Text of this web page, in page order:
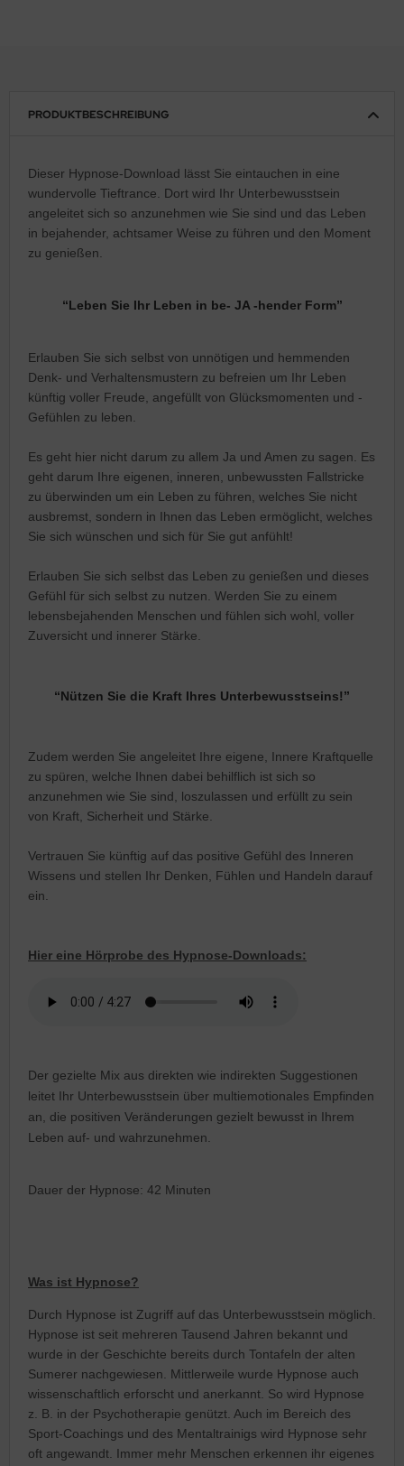
PRODUKTBESCHREIBUNG
Dieser Hypnose-Download lässt Sie eintauchen in eine
wundervolle Tieftrance. Dort wird Ihr Unterbewusstsein
angeleitet sich so anzunehmen wie Sie sind und das Leben
in bejahender, achtsamer Weise zu führen und den Moment
zu genießen.
“Leben Sie Ihr Leben in be- JA -hender Form”
Erlauben Sie sich selbst von unnötigen und hemmenden
Denk- und Verhaltensmustern zu befreien um Ihr Leben
künftig voller Freude, angefüllt von Glücksmomenten und -
Gefühlen zu leben.
Es geht hier nicht darum zu allem Ja und Amen zu sagen. Es
geht darum Ihre eigenen, inneren, unbewussten Fallstricke
zu überwinden um ein Leben zu führen, welches Sie nicht
ausbremst, sondern in Ihnen das Leben ermöglicht, welches
Sie sich wünschen und sich für Sie gut anfühlt!
Erlauben Sie sich selbst das Leben zu genießen und dieses
Gefühl für sich selbst zu nutzen. Werden Sie zu einem
lebensbejahenden Menschen und fühlen sich wohl, voller
Zuversicht und innerer Stärke.
“Nützen Sie die Kraft Ihres Unterbewusstseins!”
Zudem werden Sie angeleitet Ihre eigene, Innere Kraftquelle
zu spüren, welche Ihnen dabei behilflich ist sich so
anzunehmen wie Sie sind, loszulassen und erfüllt zu sein
von Kraft, Sicherheit und Stärke.
Vertrauen Sie künftig auf das positive Gefühl des Inneren
Wissens und stellen Ihr Denken, Fühlen und Handeln darauf
ein.
Hier eine Hörprobe des Hypnose-Downloads:
Der gezielte Mix aus direkten wie indirekten Suggestionen
leitet Ihr Unterbewusstsein über multiemotionales Empfinden
an, die positiven Veränderungen gezielt bewusst in Ihrem
Leben auf- und wahrzunehmen.
Dauer der Hypnose: 42 Minuten
Was ist Hypnose?
Durch Hypnose ist Zugriff auf das Unterbewusstsein möglich.
Hypnose ist seit mehreren Tausend Jahren bekannt und
wurde in der Geschichte bereits durch Tontafeln der alten
Sumerer nachgewiesen. Mittlerweile wurde Hypnose auch
wissenschaftlich erforscht und anerkannt. So wird Hypnose
z. B. in der Psychotherapie genützt. Auch im Bereich des
Sport-Coachings und des Mentaltrainigs wird Hypnose sehr
oft angewandt. Immer mehr Menschen erkennen ihr eigenes